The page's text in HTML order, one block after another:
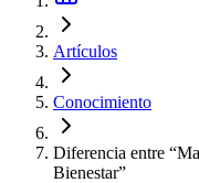
Artículos
Conocimiento
Diferencia entre
Bienestar”